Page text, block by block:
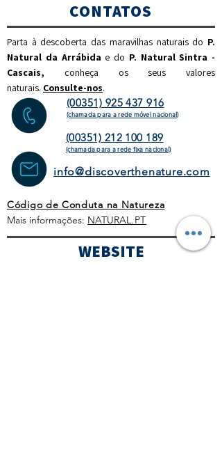
CONTATOS
Parta à descoberta das maravilhas naturais do P.
Natural da Arrábida e do P. Natural Sintra -
Cascais, conheça os seus valores
naturais. Consulte-nos.
(00351) 925 437 916
(chamada para a rede móvel nacional)
(00351) 212 100 189
(chamada para a rede fixa nacional)
info@discoverthenature.com
Código de Conduta na Natureza
Mais informações: NATURAL.PT
WEBSITE